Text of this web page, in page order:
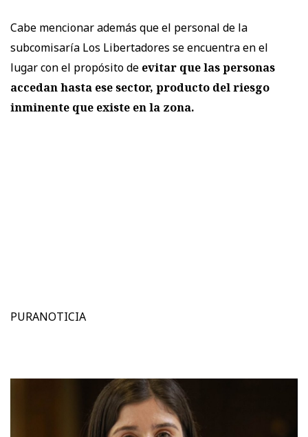
Cabe mencionar además que el personal de la
subcomisaría Los Libertadores se encuentra en el
lugar con el propósito de evitar que las personas
accedan hasta ese sector, producto del riesgo
inminente que existe en la zona.
PURANOTICIA